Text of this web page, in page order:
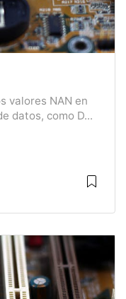
valores NAN en
datos, como D...